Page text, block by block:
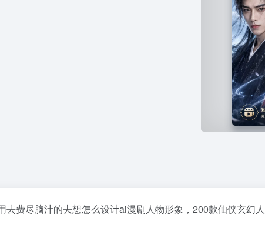
费尽脑汁的去想怎么设计ai漫剧人物形象，200款仙侠玄幻